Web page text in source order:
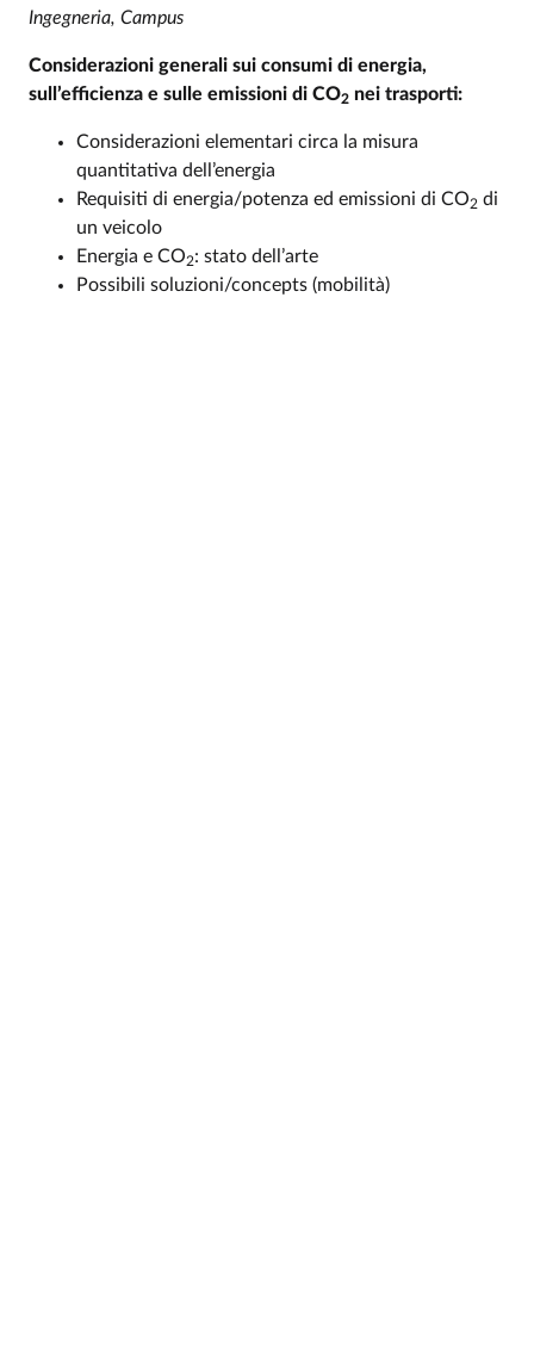
Ingegneria, Campus
Considerazioni generali sui consumi di energia,
sull’efficienza e sulle emissioni di CO2 nei trasporti:
Considerazioni elementari circa la misura
quantitativa dell’energia
Requisiti di energia/potenza ed emissioni di CO2 di
un veicolo
Energia e CO2: stato dell’arte
Possibili soluzioni/concepts (mobilità)